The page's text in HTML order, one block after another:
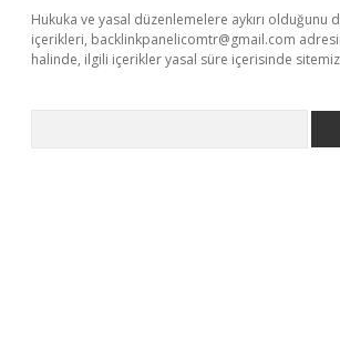
Hukuka ve yasal düzenlemelere aykırı olduğunu
içerikleri, backlinkpanelicomtr@gmail.com
halinde, ilgili içerikler yasal süre içerisinde